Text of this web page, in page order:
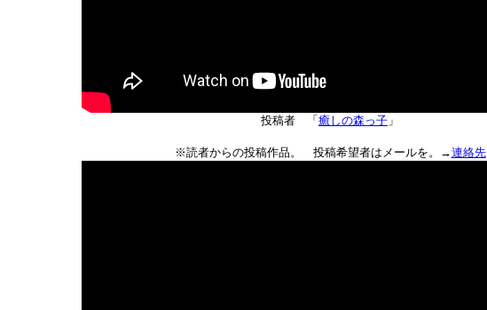
投稿者 「 癒しの森っ子 」
※読者からの投稿作品。 投稿希望者はメールを。→連絡先